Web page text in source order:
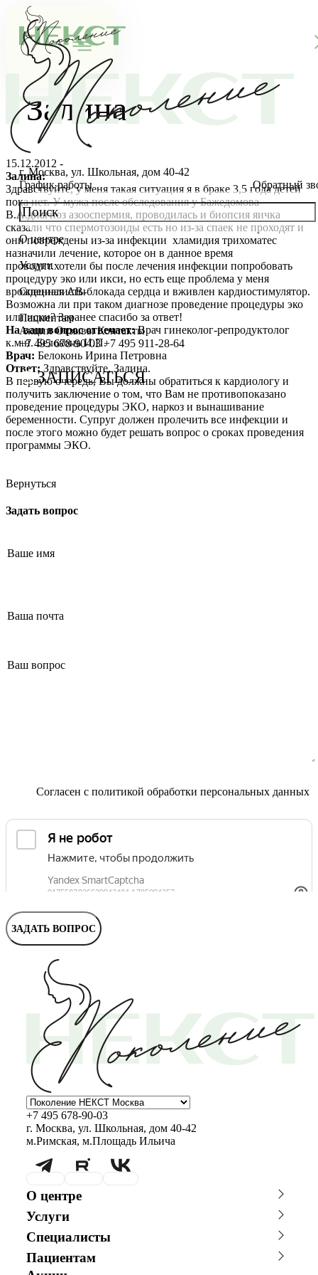
г. Москва, ул. Школьная, дом 40-42
График работы
Обратный
О центре
О клинике
Новости
Благотворительность
Сотрудничество с врачами
График работы
Фотогалерея
Видео
Истории пациентов
Услуги
Консультации специалистов
Стоимость ЭКО
Программы врт и эко
Донорство
Акушерство и гинекология
Андрология
Анализы
Специалисты
Главный врач
Заместитель главного врача
Репродуктолог
Гинеколог
Андролог
Генетик
Специалист УЗД
Эмбриолог
Терапевт
Пациентам
Онлайн-консультации специалистов
Онлайн-оплата
Вопрос специалисту (Вопрос-ответ)
ЭКО по ОМС
Хранение эмбрионов
Проживание
Транспортировка репродуктивного материала
Политика обработки персональных данных
АкцииОтзывыКонтакты
+7 495 678-90-03 +7 495 911-28-64
ЗАПИСАТЬСЯ
Залина
15.12.2012 -
Залина:
Здравствуйте, у меня такая ситуация я в браке 3,5 года детей
пока нет. У мужа после обследования у Бажедомова
В.А.диагноз азооспермия, проводилась и биопсия яичка
сказали что спермотозоиды есть но из-за спаек не проходят и
они повреждены из-за инфекции хламидия трихоматес
назначили лечение, которое он в данное время
проводит.хотели бы после лечения инфекции попробовать
процедуру эко или икси, но есть еще проблема у меня
врожденная АВ-блокада сердца и вживлен кардиостимулятор.
Возможна ли при таком диагнозе проведение процедуры эко
или иски? Заранее спасибо за ответ!
На ваш вопрос отвечает:Врач гинеколог-репродуктолог
к.м.н. Белоконь И.П.
Врач: Белоконь Ирина Петровна
Ответ: Здравствуйте, Залина.
В первую очередь, Вы должны обратиться к кардиологу и
получить заключение о том, что Вам не противопоказано
проведение процедуры ЭКО, наркоз и вынашивание
беременности. Супруг должен пролечить все инфекции и
после этого можно будет решать вопрос о сроках проведения
программы ЭКО.
Вернуться
Задать вопрос
Согласен с политикой обработки персональных данных
ЗАДАТЬ ВОПРОС
+7 495 678-90-03
г. Москва, ул. Школьная, дом 40-42
м.Римская, м.Площадь Ильича
О центре
О клинике
Благотворительность
График работы
Услуги
Консультации специалистов
Программы врт и эко
Акушерство и гинекология
Анализы
Специалисты
Главный врач
Репродуктолог
Пациентам